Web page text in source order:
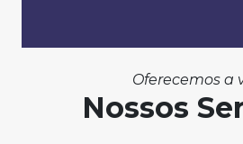
Oferecemos a
Nossos